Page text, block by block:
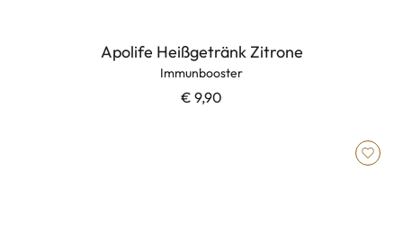
Apolife Heißgetränk Zitrone
Immunbooster
€ 9,90